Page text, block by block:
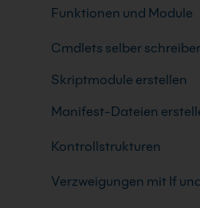
Funktionen und Module
Cmdlets selber
Skriptmodule erstellen
Manifest-Dateien
Kontrollstrukturen
Verzweigungen mit If